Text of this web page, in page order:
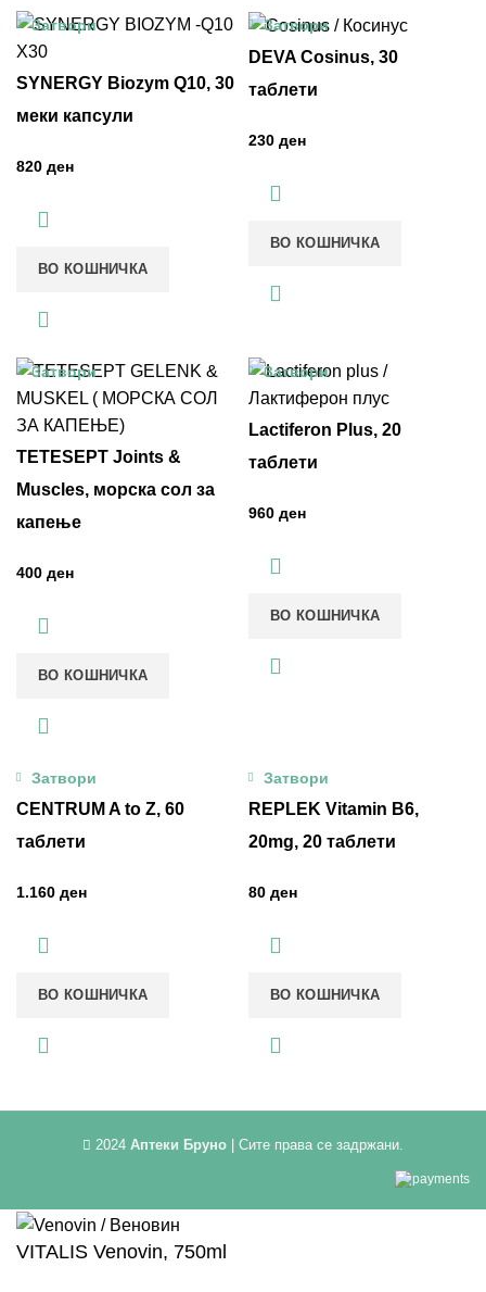
Затвори
SYNERGY Biozym Q10, 30
меки капсули
ден
ВО КОШНИЧКА
Затвори
DEVA Cosinus, 30
таблети
ден
ВО КОШНИЧКА
Затвори
TETESEPT Joints &
Muscles, морска сол за
капење
ден
ВО КОШНИЧКА
Затвори
Lactiferon Plus, 20
таблети
ден
ВО КОШНИЧКА
Затвори
CENTRUM A to Z, 60
таблети
ден
ВО КОШНИЧКА
Затвори
REPLEK Vitamin B6,
20mg, 20 таблети
ден
ВО КОШНИЧКА
2024 Аптеки Бруно | Сите права се задржани.
VITALIS Venovin, 750ml